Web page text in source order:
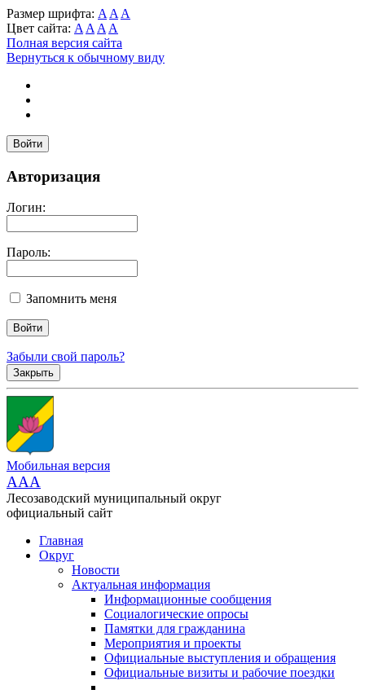
Размер шрифта: A A A
Цвет сайта: A A A A
Полная версия сайта
Вернуться к обычному виду
Войти
Авторизация
Логин:
Пароль:
Запомнить меня
Забыли свой пароль?
Закрыть
Мобильная версия
AAA
Лесозаводский муниципальный округ
официальный сайт
Главная
Округ
Новости
Актуальная информация
Информационные сообщения
Социалогические опросы
Памятки для гражданина
Мероприятия и проекты
Официальные выступления и обращения
Официальные визиты и рабочие поездки